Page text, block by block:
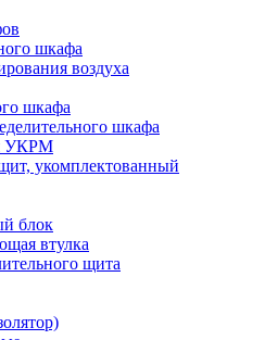
шкафа
воздуха
шкафа
шкафа
УКРМ
укомплектованный
блок
втулка
щита